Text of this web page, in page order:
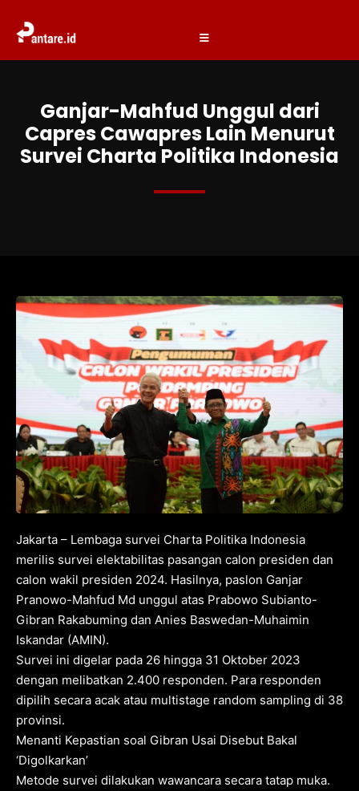
Ganjar-Mahfud Unggul dari
Capres Cawapres Lain Menurut
Survei Charta Politika Indonesia
Jakarta – Lembaga survei Charta Politika Indonesia
merilis survei elektabilitas pasangan calon presiden dan
calon wakil presiden 2024. Hasilnya, paslon Ganjar
Pranowo-Mahfud Md unggul atas Prabowo Subianto-
Gibran Rakabuming dan Anies Baswedan-Muhaimin
Iskandar (AMIN).
Survei ini digelar pada 26 hingga 31 Oktober 2023
dengan melibatkan 2.400 responden. Para responden
dipilih secara acak atau multistage random sampling di 38
provinsi.
Menanti Kepastian soal Gibran Usai Disebut Bakal
‘Digolkarkan’
Metode survei dilakukan wawancara secara tatap muka.